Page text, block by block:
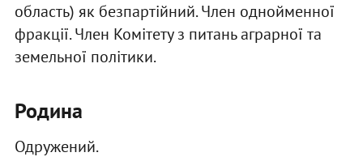
область) як безпартійний. Член однойменної
фракції. Член Комітету з питань аграрної та
земельної політики.
Родина
Одружений.